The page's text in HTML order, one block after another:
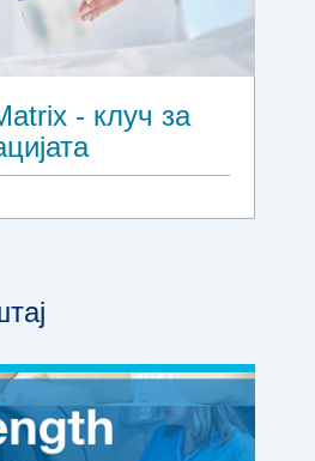
- клуч за